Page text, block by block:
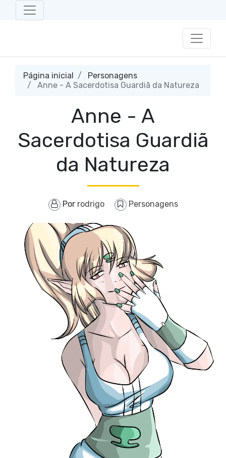
Página inicial
Personagens
Anne - A Sacerdotisa Guardiã da Natureza
Anne - A
Sacerdotisa Guardiã
da Natureza
Por rodrigo Personagens